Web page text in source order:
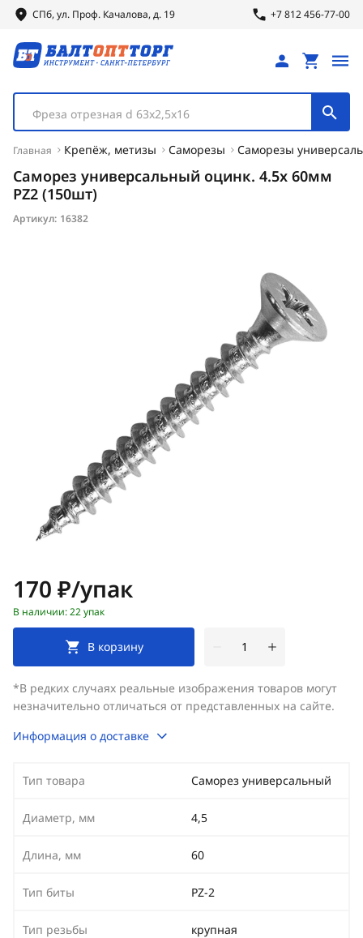
СПб, ул. Проф. Качалова, д. 19 +7 812 456-77-00
Фреза отрезная d 63х2,5х16
Главная Крепёж, метизы Саморезы Саморезы
Саморез универсальный оцинк. 4.5х 60мм
PZ2 (150шт)
Артикул: 16382
Цена:
170 ₽/упак
В наличии: 22 упак
В корзину
*В редких случаях реальные изображения товаров могут
незначительно отличаться от представленных на сайте.
Информация о доставке
Тип товара Саморез универсальный
Диаметр, мм 4,5
Длина, мм 60
Тип биты PZ-2
Тип резьбы крупная